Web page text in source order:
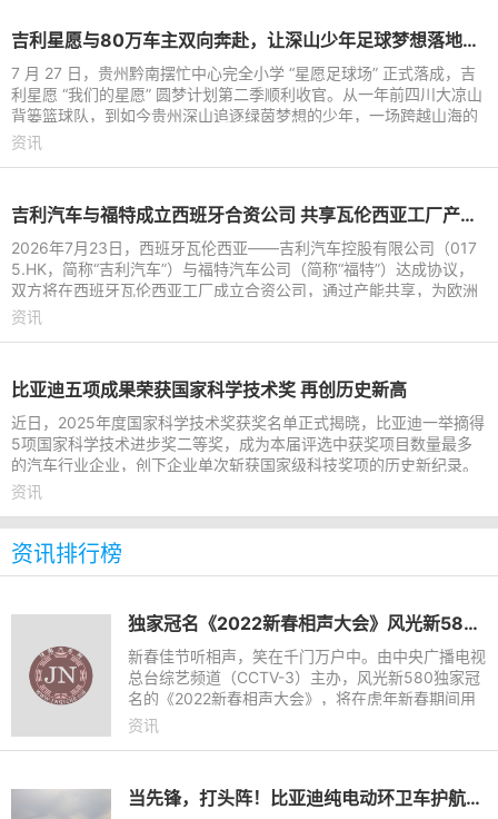
吉利星愿与80万车主双向奔赴，让深山少年足球梦想落地生根
7 月 27 日，贵州黔南摆忙中心完全小学 “星愿足球场” 正式落成，吉
利星愿 “我们的星愿” 圆梦计划第二季顺利收官。从一年前四川大凉山
背篓篮球队，到如今贵州深山追逐绿茵梦想的少年，一场跨越山海的
公益接力持续
资讯
吉利汽车与福特成立西班牙合资公司 共享瓦伦西亚工厂产能进行本地化生产
2026年7月23日，西班牙瓦伦西亚——吉利汽车控股有限公司（017
5.HK，简称“吉利汽车”）与福特汽车公司（简称“福特”）达成协议，
双方将在西班牙瓦伦西亚工厂成立合资公司，通过产能共享，为欧洲
市场打造吉利及福特
资讯
比亚迪五项成果荣获国家科学技术奖 再创历史新高
近日，2025年度国家科学技术奖获奖名单正式揭晓，比亚迪一举摘得
5项国家科学技术进步奖二等奖，成为本届评选中获奖项目数量最多
的汽车行业企业，创下企业单次斩获国家级科技奖项的历史新纪录。
目前比亚迪已全面贯通新
资讯
资讯排行榜
独家冠名《2022新春相声大会》风光新580虎年送来欢乐盛宴
新春佳节听相声，笑在千门万户中。由中央广播电视
总台综艺频道（CCTV-3）主办，风光新580独家冠
名的《2022新春相声大会》，将在虎年新春期间用
欢声笑语精彩开年，大年初一到初六每晚18：30-1
资讯
当先锋，打头阵！比亚迪纯电动环卫车护航九三阅兵